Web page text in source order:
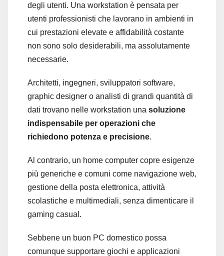
degli utenti. Una workstation è pensata per
utenti professionisti che lavorano in ambienti in
cui prestazioni elevate e affidabilità costante
non sono solo desiderabili, ma assolutamente
necessarie.
Architetti, ingegneri, sviluppatori software,
graphic designer o analisti di grandi quantità di
dati trovano nelle workstation una soluzione
indispensabile per operazioni che
richiedono potenza e precisione.
Al contrario, un home computer copre esigenze
più generiche e comuni come navigazione web,
gestione della posta elettronica, attività
scolastiche e multimediali, senza dimenticare il
gaming casual.
Sebbene un buon PC domestico possa
comunque supportare giochi e applicazioni